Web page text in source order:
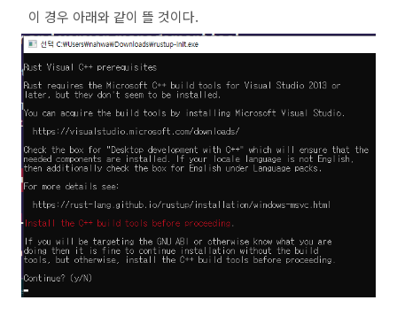
이 경우 아래와 같이 뜰 것이다.